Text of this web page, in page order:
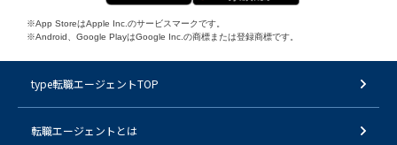
※App StoreはApple Inc.のサービスマークです。
※Android、Google PlayはGoogle Inc.の商標または登録商標です。
type転職エージェントTOP
転職エージェントとは